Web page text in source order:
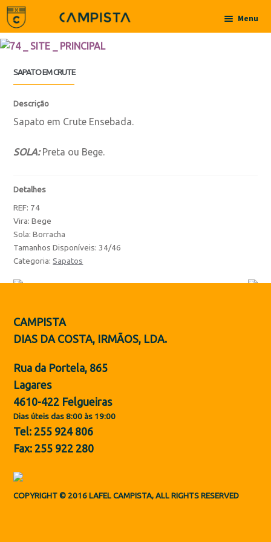
Ir para a navegação
Saltar para o conteúdo
Menu
Botas
ES
SAPATO EM CRUTE
Descrição
Sapato em Crute Ensebada.
SOLA: Preta ou Bege.
Detalhes
REF: 74
Vira: Bege
Sola: Borracha
Tamanhos Disponíveis: 34/46
Categoria:Sapatos
CAMPISTA
DIAS DA COSTA, IRMÃOS, LDA.
Rua da Portela, 865
Lagares
4610-422 Felgueiras
Dias úteis das 8:00 às 19:00
Tel: 255 924 806
Fax: 255 922 280
COPYRIGHT © 2016 LAFEL CAMPISTA, ALL RIGHTS RESERVED